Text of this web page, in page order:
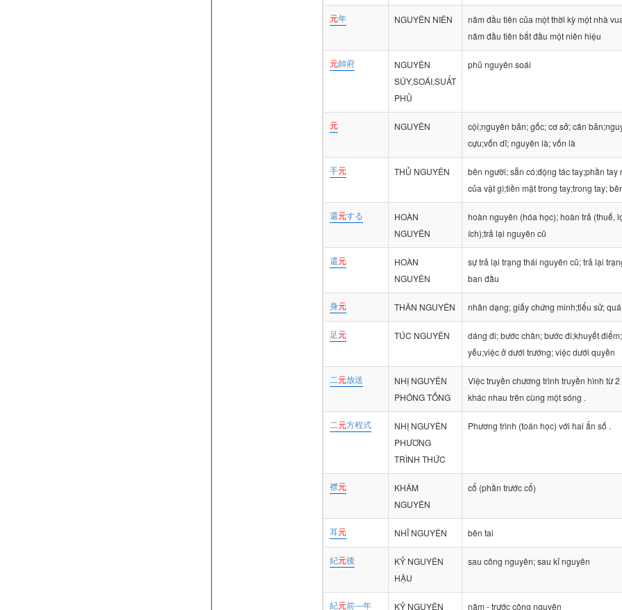
元年 NGUYÊN NIÊN
năm đầu tiên của một thời kỳ một nhà
năm đầu tiên bắt đầu một niên hiệu
元帥府
NGUYÊN
SÚY,SOÁI,SUẤT
PHỦ
phủ nguyên soái
元 NGUYÊN
cội;nguyên bản; gốc; cơ sở; căn
cựu;vốn dĩ; nguyên là; vốn là
手元 THỦ NGUYÊN
bên người; sẵn có;động tác tay;phần tay
của vật gì;tiền mặt trong tay;trong tay;
還元する
HOÀN
NGUYÊN
hoàn nguyên (hóa học); hoàn trả (thuế,
ích);trả lại nguyên cũ
還元
HOÀN
NGUYÊN
sự trả lại trạng thái nguyên cũ; trả lại
ban đầu
身元 THÂN NGUYÊN nhân dạng; giấy chứng minh;tiểu sử;
足元 TÚC NGUYÊN
dáng đi; bước chân; bước đi;khuyết
yếu;việc ở dưới trướng; việc dưới quyền
二元放送
NHỊ NGUYÊN
PHÓNG TỐNG
Việc truyền chương trình truyền hình từ 2
khác nhau trên cùng một sóng .
二元方程式
NHỊ NGUYÊN
PHƯƠNG
TRÌNH THỨC
Phương trình (toán học) với hai ẩn số .
襟元
KHÂM
NGUYÊN
cổ (phần trước cổ)
耳元 NHĨ NGUYÊN bên tai
紀元後
KỶ NGUYÊN
HẬU
sau công nguyên; sau kỉ nguyên
紀元前―年 KỶ NGUYÊN năm - trước công nguyên